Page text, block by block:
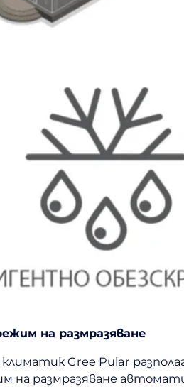
на размразяване
Gree Pular
на размразяване